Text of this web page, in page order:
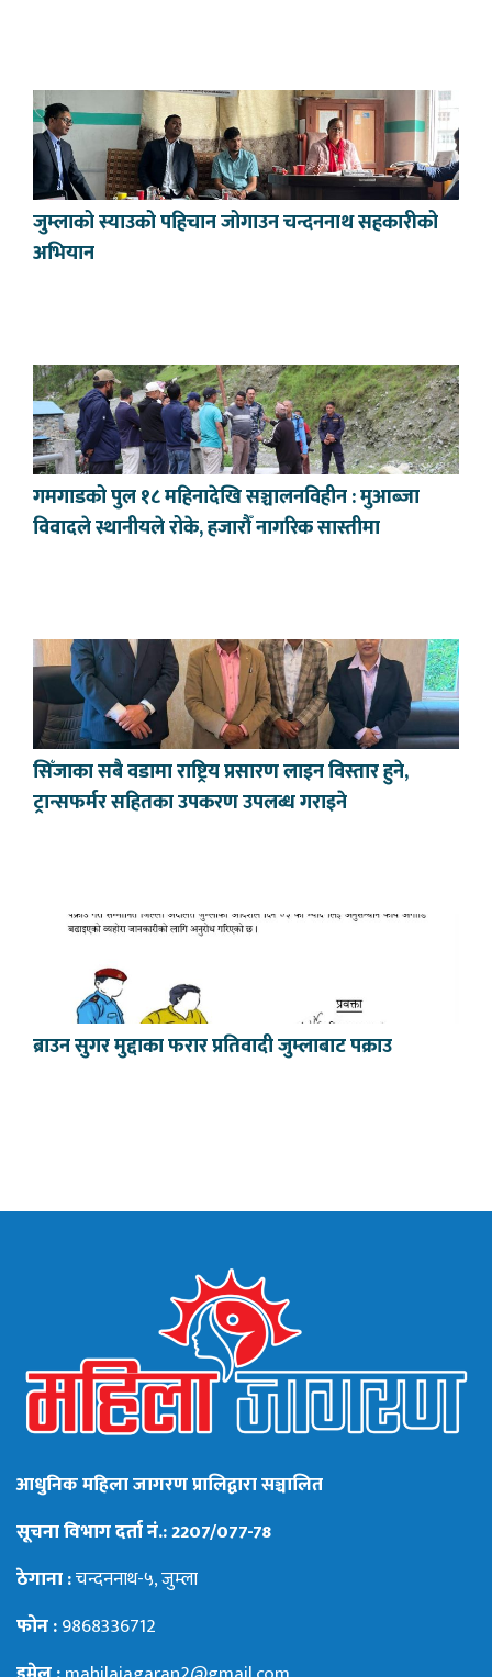
जुम्लाको स्याउको पहिचान जोगाउन चन्दननाथ सहकारीको
अभियान
गमगाडको पुल १८ महिनादेखि सञ्चालनविहीन : मुआब्जा
विवादले स्थानीयले रोके, हजारौँ नागरिक सास्तीमा
सिँजाका सबै वडामा राष्ट्रिय प्रसारण लाइन विस्तार हुने,
ट्रान्सफर्मर सहितका उपकरण उपलब्ध गराइने
ब्राउन सुगर मुद्दाका फरार प्रतिवादी जुम्लाबाट पक्राउ
आधुनिक महिला जागरण प्रालिद्वारा सञ्चालित
सूचना विभाग दर्ता नं.: 2207/077-78
ठेगाना :चन्दननाथ-५, जुम्ला
फोन :9868336712